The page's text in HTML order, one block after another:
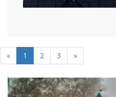
« 1 2 3 »